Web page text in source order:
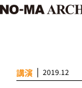
講演 2019.12